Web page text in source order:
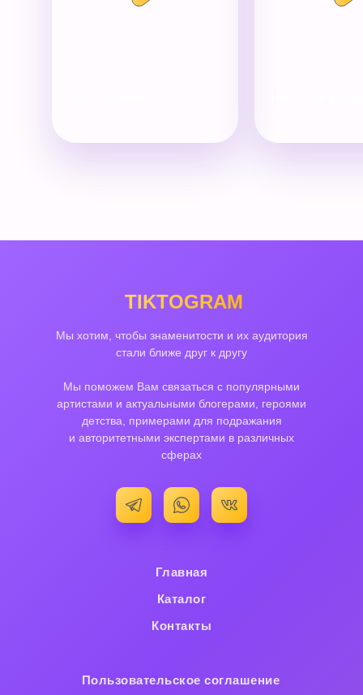
Мы хотим, чтобы знаменитости и их аудитория
стали ближе друг к другу
Мы поможем Вам связаться с популярными
артистами и актуальными блогерами, героями
детства, примерами для подражания
и авторитетными экспертами в различных
сферах
TIKTOGRAM
Контакты
Главная
Каталог
Пользовательское cоглашение